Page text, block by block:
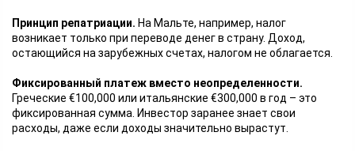
Принцип репатриации. На Мальте, например, налог
возникает только при переводе денег в страну. Доход,
остающийся на зарубежных счетах, налогом не облагается.
Фиксированный платеж вместо неопределенности.
Греческие €100,000 или итальянские €300,000 в год – это
фиксированная сумма. Инвестор заранее знает свои
расходы, даже если доходы значительно вырастут.